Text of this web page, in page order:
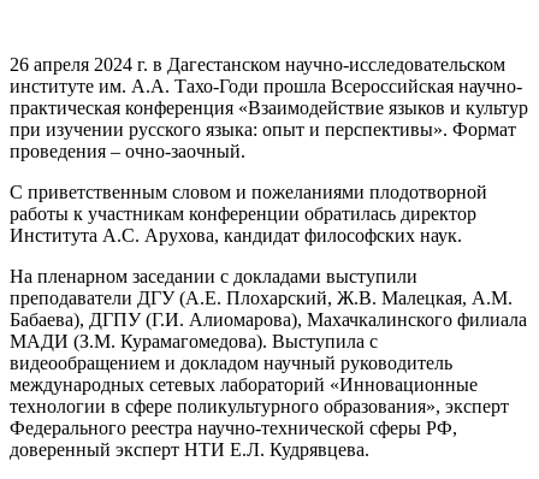
26 апреля 2024 г. в Дагестанском научно-исследовательском
институте им. А.А. Тахо-Годи прошла Всероссийская научно-
практическая конференция «Взаимодействие языков и культур
при изучении русского языка: опыт и перспективы». Формат
проведения – очно-заочный.
С приветственным словом и пожеланиями плодотворной
работы к участникам конференции обратилась директор
Института А.С. Арухова, кандидат философских наук.
На пленарном заседании с докладами выступили
преподаватели ДГУ (А.Е. Плохарский, Ж.В. Малецкая, А.М.
Бабаева), ДГПУ (Г.И. Алиомарова), Махачкалинского филиала
МАДИ (З.М. Курамагомедова). Выступила с
видеообращением и докладом научный руководитель
международных сетевых лабораторий «Инновационные
технологии в сфере поликультурного образования», эксперт
Федерального реестра научно-технической сферы РФ,
доверенный эксперт НТИ Е.Л. Кудрявцева.